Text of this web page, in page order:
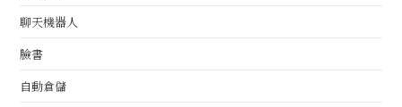
聊天機器人
臉書
自動倉儲